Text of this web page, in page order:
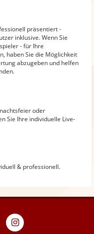
präsentiert -
inklusive. Wenn Sie
- für Ihre
haben Sie die Möglichkeit
abzugeben und helfen
oder
Sie Ihre individuelle Live-
& professionell.
eventpeppers